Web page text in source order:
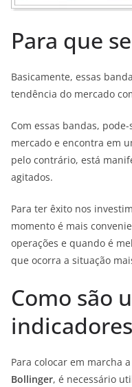
Para que
Basicamente, essas
tendência do mercado
Com essas bandas,
mercado e encontra em
pelo contrário, está
agitados.
Para ter êxito nos
momento é mais
operações e quando é
que ocorra a situação
Como são
Para colocar em marcha a
Bollinger, é necessário